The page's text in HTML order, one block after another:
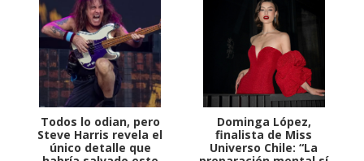
Todos lo odian, pero
Steve Harris revela el
único detalle que
Dominga López,
finalista de Miss
Universo Chile: “La